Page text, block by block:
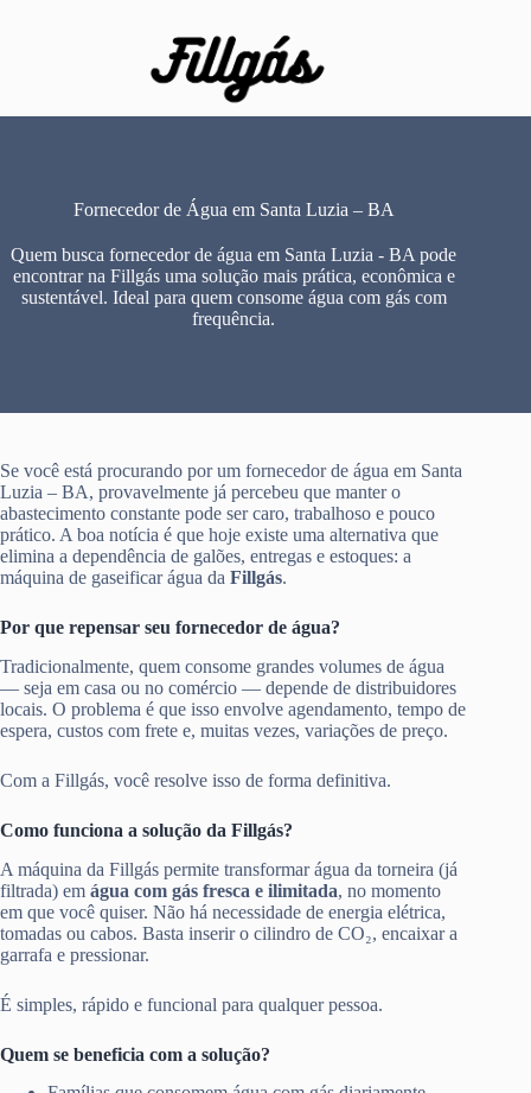
Fornecedor de Água em Santa Luzia – BA
Quem busca fornecedor de água em Santa Luzia - BA pode
encontrar na Fillgás uma solução mais prática, econômica e
sustentável. Ideal para quem consome água com gás com
frequência.
Se você está procurando por um fornecedor de água em Santa
Luzia – BA, provavelmente já percebeu que manter o
abastecimento constante pode ser caro, trabalhoso e pouco
prático. A boa notícia é que hoje existe uma alternativa que
elimina a dependência de galões, entregas e estoques: a
máquina de gaseificar água da Fillgás.
Por que repensar seu fornecedor de água?
Tradicionalmente, quem consome grandes volumes de água
— seja em casa ou no comércio — depende de distribuidores
locais. O problema é que isso envolve agendamento, tempo de
espera, custos com frete e, muitas vezes, variações de preço.
Com a Fillgás, você resolve isso de forma definitiva.
Como funciona a solução da Fillgás?
A máquina da Fillgás permite transformar água da torneira (já
filtrada) em água com gás fresca e ilimitada, no momento
em que você quiser. Não há necessidade de energia elétrica,
tomadas ou cabos. Basta inserir o cilindro de CO₂, encaixar a
garrafa e pressionar.
É simples, rápido e funcional para qualquer pessoa.
Quem se beneficia com a solução?